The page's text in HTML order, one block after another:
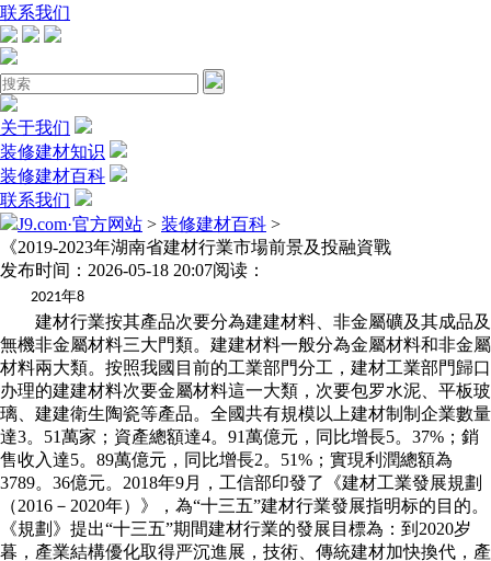
联系我们
关于我们
装修建材知识
装修建材百科
联系我们
J9.com·官方网站 > 装修建材百科 >
《2019-2023年湖南省建材行業市場前景及投融資戰
发布时间：2026-05-18 20:07阅读：
2021年8
建材行業按其產品次要分為建建材料、非金屬礦及其成品及
無機非金屬材料三大門類。建建材料一般分為金屬材料和非金屬
材料兩大類。按照我國目前的工業部門分工，建材工業部門歸口
办理的建建材料次要金屬材料這一大類，次要包罗水泥、平板玻
璃、建建衛生陶瓷等產品。全國共有規模以上建材制制企業數量
達3。51萬家；資產總額達4。91萬億元，同比增長5。37%；銷
售收入達5。89萬億元，同比增長2。51%；實現利潤總額為
3789。36億元。2018年9月，工信部印發了《建材工業發展規劃
（2016－2020年）》，為“十三五”建材行業發展指明标的目的。
《規劃》提出“十三五”期間建材行業的發展目標為：到2020岁
暮，產業結構優化取得严沉進展，技術、傳統建材加快換代，產